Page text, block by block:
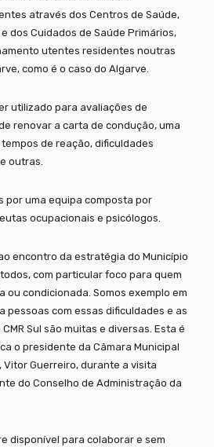
através dos Centros de Saúde,
dos Cuidados de Saúde Primários,
utentes residentes noutras
como é o caso do Algarve.
utilizado para avaliações de
renovar a carta de condução, uma
de reação, dificuldades
outras.
por uma equipa composta por
ocupacionais e psicólogos.
encontro da estratégia do Município
com particular foco para quem
ou condicionada. Somos exemplo em
pessoas com essas dificuldades e as
Sul são muitas e diversas. Esta é
o presidente da Câmara Municipal
Vitor Guerreiro, durante a visita
do Conselho de Administração da
disponível para colaborar e sem